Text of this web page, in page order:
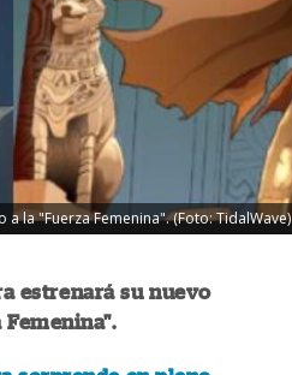
la "Fuerza Femenina". (Foto: TidalWave)
estrenará su nuevo